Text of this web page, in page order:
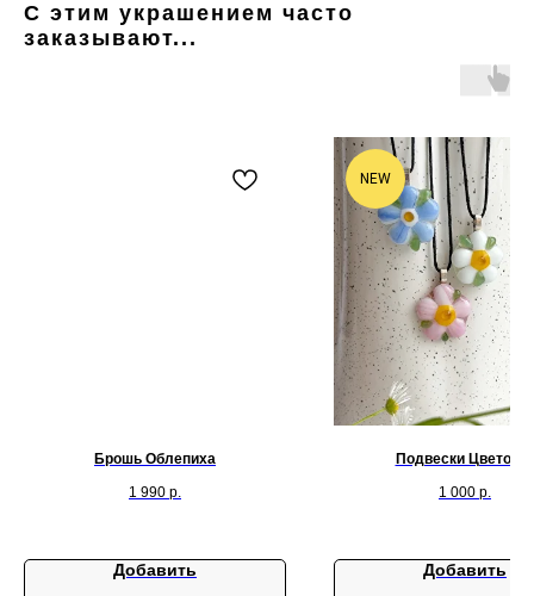
С этим украшением часто
заказывают...
Брошь Облепиха
1 990 р.
Добавить
NEW
Подвески Цветочки
1 000 р.
Добавить